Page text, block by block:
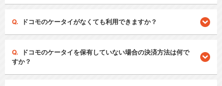
ドコモのケータイがなくても利用できますか？
ドコモのケータイを保有していない場合の決済方法は何で
すか？